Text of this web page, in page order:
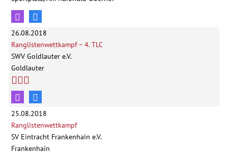
26.08.2018
Ranglistenwettkampf – 4. TLC
SWV Goldlauter e.V.
Goldlauter
25.08.2018
Ranglistenwettkampf
SV Eintracht Frankenhain e.V.
Frankenhain